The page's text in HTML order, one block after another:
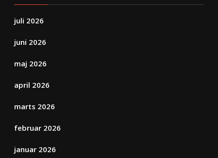
juli 2026
juni 2026
maj 2026
april 2026
marts 2026
februar 2026
januar 2026